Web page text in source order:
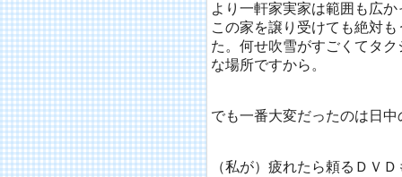
より一軒家実家は範囲も広
この家を譲り受けても絶対
た。何せ吹雪がすごくてタ
な場所ですから。
でも一番大変だったのは日
（私が）疲れたら頼るＤＶ